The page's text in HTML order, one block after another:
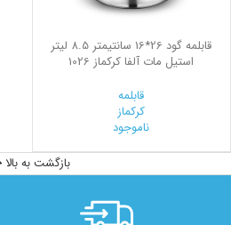
قابلمه گود 26*16 سانتیمتر 8.5 لیتر
استیل مات آلفا کرکماز 1026
قابلمه
کرکماز
ناموجود
بازگشت به بالا